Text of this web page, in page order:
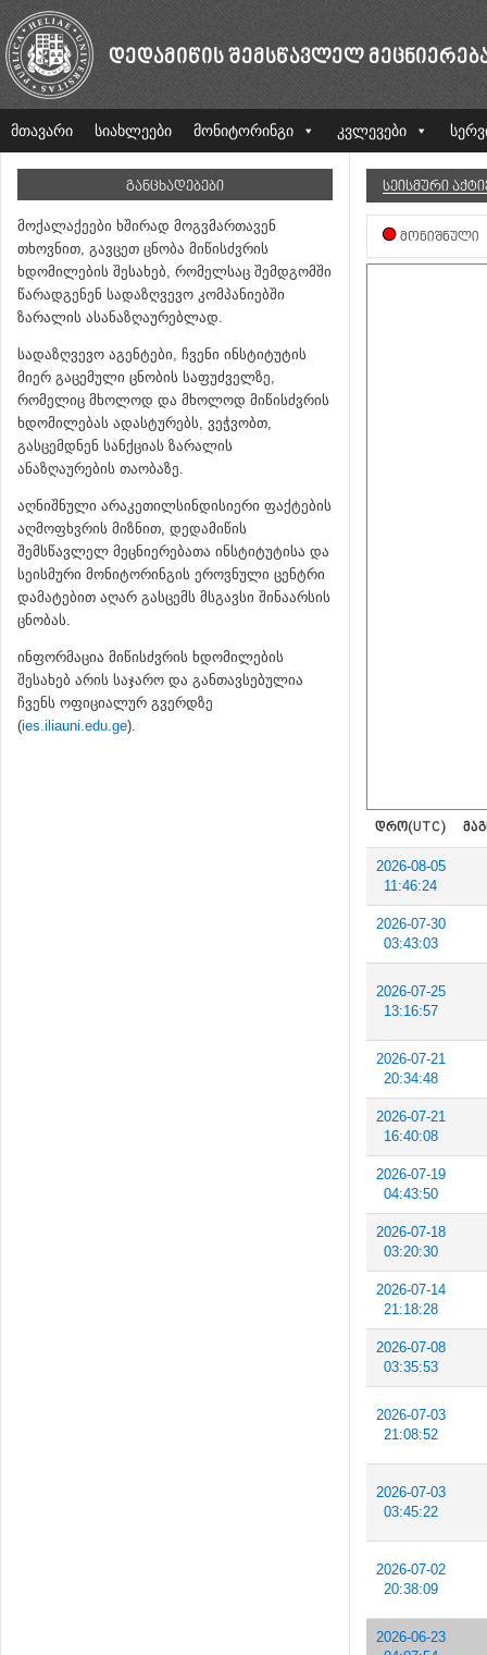
ᲓᲔᲓᲐᲛᲘᲬᲘᲡ ᲨᲔᲛᲡᲬᲐᲕᲚᲔᲚ
მთავარი სიახლეები მონიტორინგი კვლევები
ᲒᲐᲜᲪᲮᲐᲓᲔᲑᲔᲑᲘ
მოქალაქეები ხშირად მოგვმართავენ
თხოვნით, გავცეთ ცნობა მიწისძვრის
ხდომილების შესახებ, რომელსაც შემდგომში
წარადგენენ სადაზღვევო კომპანიებში
ზარალის ასანაზღაურებლად.
სადაზღვევო აგენტები, ჩვენი ინსტიტუტის
მიერ გაცემული ცნობის საფუძველზე,
რომელიც მხოლოდ და მხოლოდ მიწისძვრის
ხდომილებას ადასტურებს, ვეჭვობთ,
გასცემდნენ სანქციას ზარალის
ანაზღაურების თაობაზე.
აღნიშნული არაკეთილსინდისიერი ფაქტების
აღმოფხვრის მიზნით, დედამიწის
შემსწავლელ მეცნიერებათა ინსტიტუტისა და
სეისმური მონიტორინგის ეროვნული ცენტრი
დამატებით აღარ გასცემს მსგავსი შინაარსის
ცნობას.
ინფორმაცია მიწისძვრის ხდომილების
შესახებ არის საჯარო და განთავსებულია
ჩვენს ოფიციალურ გვერდზე
(ies.iliauni.edu.ge).
ᲡᲔᲘᲡᲛᲣᲠᲘ
ᲛᲝᲜᲘᲨᲜᲣᲚᲘ
ᲓᲠᲝ(UTC)
2026-08-05
11:46:24
2026-07-30
03:43:03
2026-07-25
13:16:57
2026-07-21
20:34:48
2026-07-21
16:40:08
2026-07-19
04:43:50
2026-07-18
03:20:30
2026-07-14
21:18:28
2026-07-08
03:35:53
2026-07-03
21:08:52
2026-07-03
03:45:22
2026-07-02
20:38:09
2026-06-23